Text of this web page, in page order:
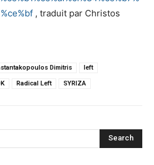
, traduit par Christos
Dimitris left
Radical Left SYRIZA
Search